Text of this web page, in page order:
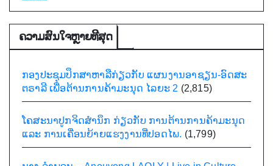
ຄວາມສົນໃຈຫຼາຍທີີສຸດ
ກອງປະຊຸມປຶກສາຫາລືກ່ຽວກັບ ແຜນງານອາຊຽນ-ອົດສະ
ຕຣາລີ ເພື່ອຕ້ານການຄ້າມະນຸດ ໄລຍະ 2 (2,815)
ໂຄສະນາປູກຈິດສຳນຶກ ກ່ຽວກັບ ການຕ້ານການຄ້າມະນຸດ
ແລະ ການເຄື່ອນຍ້າຍແຮງງານທີ່ປອດໄພ. (1,799)